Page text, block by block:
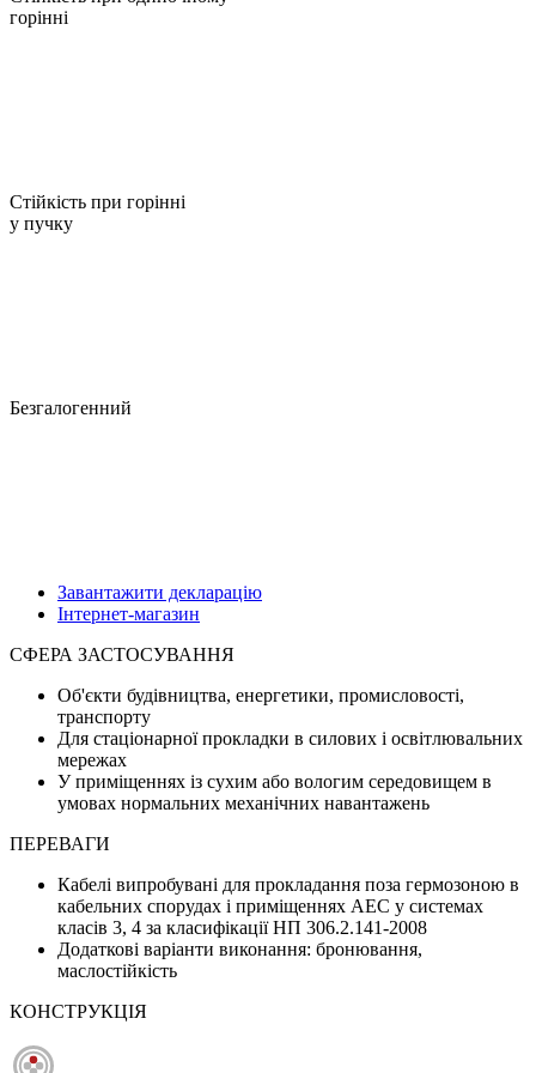
горінні
Стійкість при горінні
у пучку
Безгалогенний
Завантажити декларацію
Інтернет-магазин
СФЕРА ЗАСТОСУВАННЯ
Об'єкти будівництва, енергетики, промисловості,
транспорту
Для стаціонарної прокладки в силових і освітлювальних
мережах
У приміщеннях із сухим або вологим середовищем в
умовах нормальних механічних навантажень
ПЕРЕВАГИ
Кабелі випробувані для прокладання поза гермозоною в
кабельних спорудах і приміщеннях АЕС у системах
класів 3, 4 за класифікації НП 306.2.141-2008
Додаткові варіанти виконання: бронювання,
маслостійкість
КОНСТРУКЦІЯ